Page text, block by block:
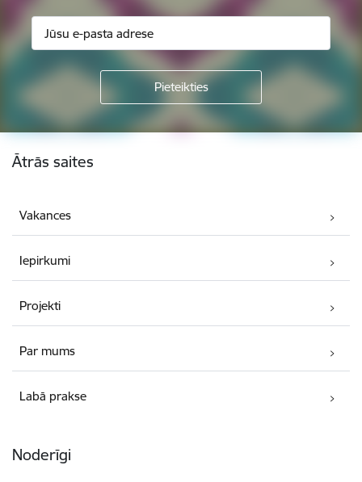
Kājene
Ātrās saites
Vakances
Iepirkumi
Projekti
Par mums
Labā prakse
Noderīgi